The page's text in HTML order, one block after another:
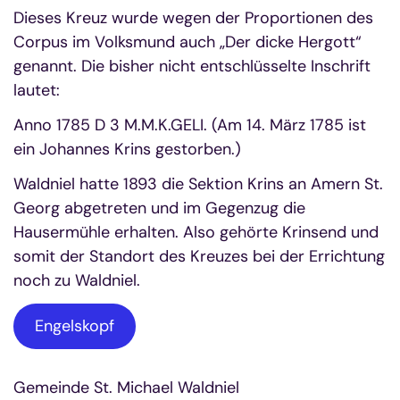
Dieses Kreuz wurde wegen der Proportionen des
Corpus im Volksmund auch „Der dicke Hergott“
genannt. Die bisher nicht entschlüsselte Inschrift
lautet:
Anno 1785 D 3 M.M.K.GELI. (Am 14. März 1785 ist
ein Johannes Krins gestorben.)
Waldniel hatte 1893 die Sektion Krins an Amern St.
Georg abgetreten und im Gegenzug die
Hausermühle erhalten. Also gehörte Krinsend und
somit der Standort des Kreuzes bei der Errichtung
noch zu Waldniel.
Engelskopf
Gemeinde St. Michael Waldniel